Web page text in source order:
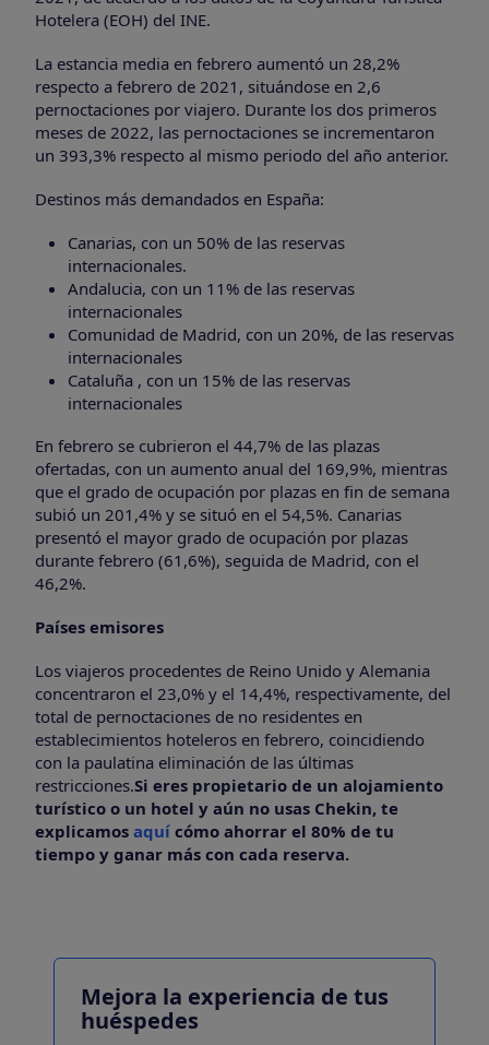
Hotelera (EOH) del INE.
La estancia media en febrero aumentó un 28,2%
respecto a febrero de 2021, situándose en 2,6
pernoctaciones por viajero. Durante los dos primeros
meses de 2022, las pernoctaciones se incrementaron
un 393,3% respecto al mismo periodo del año anterior.
Destinos más demandados en España:
Canarias, con un 50% de las reservas
internacionales.
Andalucia, con un 11% de las reservas
internacionales
Comunidad de Madrid, con un 20%, de las reservas
internacionales
Cataluña , con un 15% de las reservas
internacionales
En febrero se cubrieron el 44,7% de las plazas
ofertadas, con un aumento anual del 169,9%, mientras
que el grado de ocupación por plazas en fin de semana
subió un 201,4% y se situó en el 54,5%. Canarias
presentó el mayor grado de ocupación por plazas
durante febrero (61,6%), seguida de Madrid, con el
46,2%.
Países emisores
Los viajeros procedentes de Reino Unido y Alemania
concentraron el 23,0% y el 14,4%, respectivamente, del
total de pernoctaciones de no residentes en
establecimientos hoteleros en febrero, coincidiendo
con la paulatina eliminación de las últimas
restricciones.Si eres propietario de un alojamiento
turístico o un hotel y aún no usas Chekin, te
explicamos aquí cómo ahorrar el 80% de tu
tiempo y ganar más con cada reserva.
Mejora la experiencia de tus
huéspedes